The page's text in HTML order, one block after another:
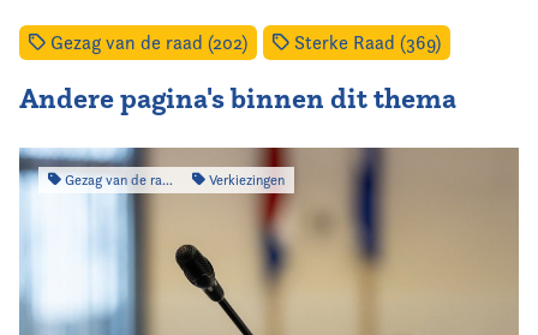
Gezag van de raad (202) Sterke Raad (369)
Andere pagina's binnen dit thema
Gezag van de raad Verkiezingen